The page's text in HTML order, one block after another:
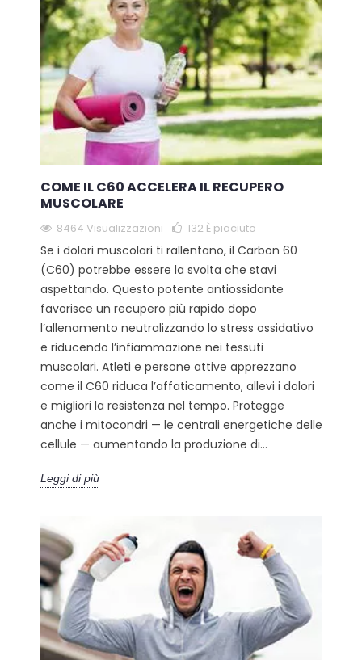
COME IL C60 ACCELERA IL RECUPERO
MUSCOLARE
8464 Visualizzazioni 132 È piaciuto
Se i dolori muscolari ti rallentano, il Carbon 60
(C60) potrebbe essere la svolta che stavi
aspettando. Questo potente antiossidante
favorisce un recupero più rapido dopo
l’allenamento neutralizzando lo stress ossidativo
e riducendo l’infiammazione nei tessuti
muscolari. Atleti e persone attive apprezzano
come il C60 riduca l’affaticamento, allevi i dolori
e migliori la resistenza nel tempo. Protegge
anche i mitocondri — le centrali energetiche delle
cellule — aumentando la produzione di...
Leggi di più